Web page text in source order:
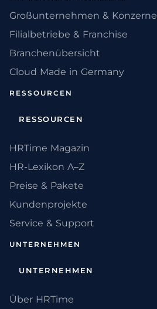
Großunternehmen & Konzerne
Filialbetriebe & Franchise
Branchenübersicht
Cloud Made in Germany
RESSOURCEN
RESSOURCEN
HRTime Magazin
HR-Lexikon A–Z
Preise & Pakete
Kundenprojekte
Service & Support
UNTERNEHMEN
UNTERNEHMEN
Über HRTime